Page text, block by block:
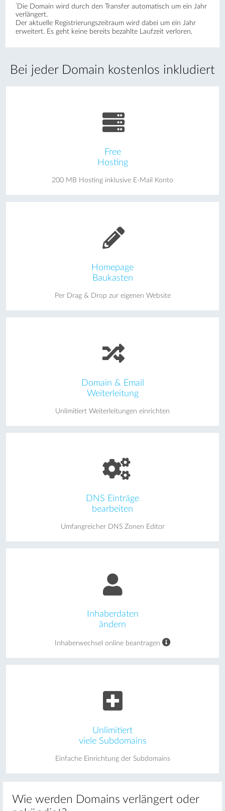
Bei jeder Domain kostenlos inkludiert
Free
Hosting
200 MB Hosting inklusive E-Mail Konto
Homepage
Baukasten
Per Drag & Drop zur eigenen Website
Domain & Email
Weiterleitung
Unlimitiert Weiterleitungen einrichten
DNS Einträge
bearbeiten
Umfangreicher DNS Zonen Editor
Inhaberdaten
ändern
Inhaberwechsel online beantragen
Unlimitiert
viele Subdomains
Einfache Einrichtung der Subdomains
* Die Domain wird durch den Transfer automatisch um ein Jahr
verlängert.
Der aktuelle Registrierungs­zeitraum wird dabei um ein Jahr
erweitert. Es geht keine bereits bezahlte Laufzeit verloren.
Wie werden Domains verlängert oder